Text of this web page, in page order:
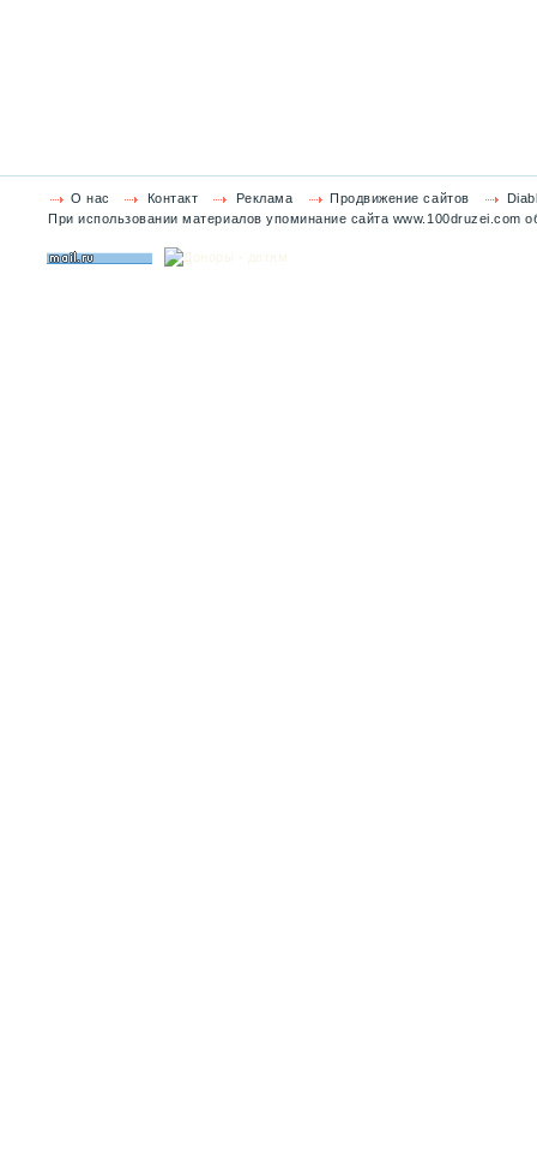
О нас Контакт Реклама Продвижение сайтов
При использовании материалов упоминание сайта www.100druzei.com